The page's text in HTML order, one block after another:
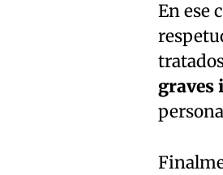
En ese
graves